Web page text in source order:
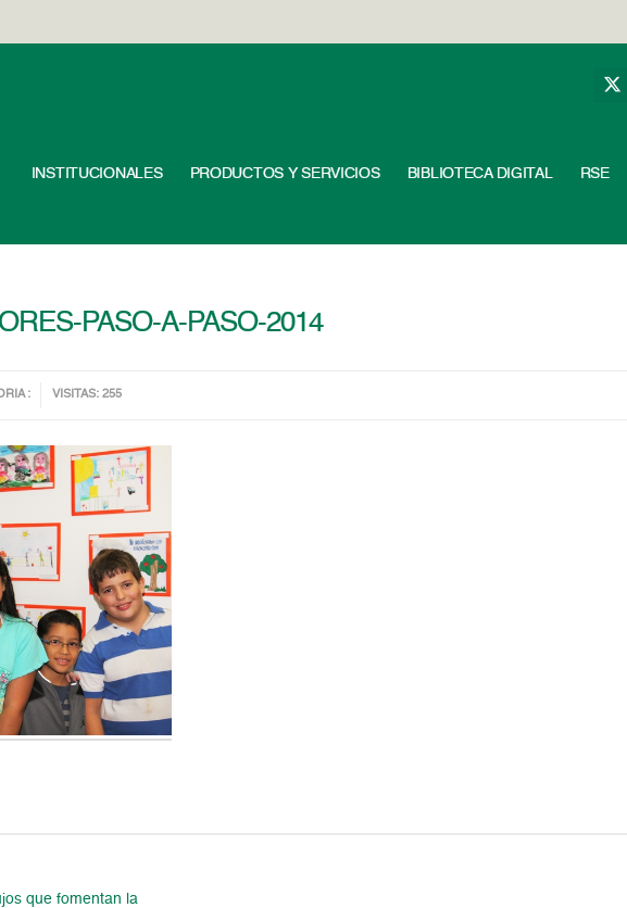
INSTITUCIONALES PRODUCTOS Y SERVICIOS BIBLIOTECA DIGITAL RSE
PASO-A-PASO-2014
: VISITAS: 255
que fomentan la